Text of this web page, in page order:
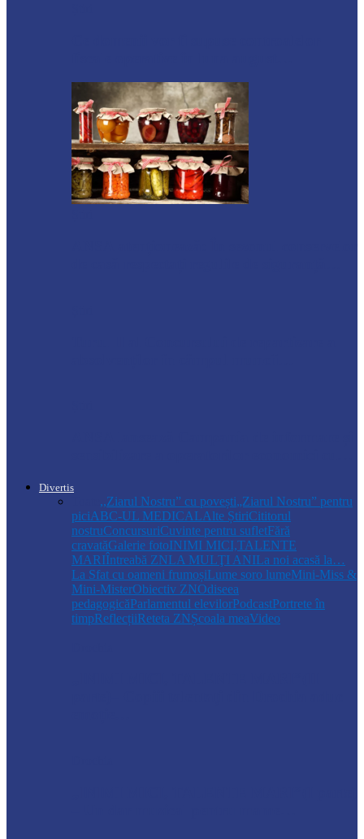
Divertis
,,Ziarul Nostru” cu povești„Ziarul Nostru” pentru
piciABC-UL MEDICALAlte ȘtiriCititorul
nostruConcursuriCuvinte pentru sufletFără
cravatăGalerie fotoINIMI MICI,TALENTE
MARIÎntreabă ZNLA MULŢI ANILa noi acasă la…
La Sfat cu oameni frumoșiLume soro lumeMini-Miss &
Mini-MisterObiectiv ZNOdiseea
pedagogicăParlamentul elevilorPodcastPortrete în
timpReflecțiiReteta ZNȘcoala meaVideo